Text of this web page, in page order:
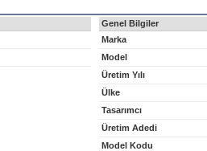
Genel Bilgiler
Marka
Model
Üretim Yılı
Ülke
Tasarımcı
Üretim Adedi
Model Kodu